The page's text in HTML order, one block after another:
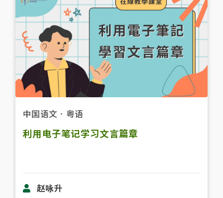
中国语文 ． 粤语
利用电子笔记学习文言篇章
赵咏升